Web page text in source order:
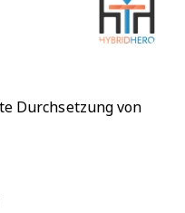
Durchsetzung von